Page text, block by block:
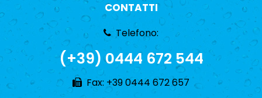
CONTATTI
Telefono:
(+39) 0444 672 544
Fax: +39 0444 672 657